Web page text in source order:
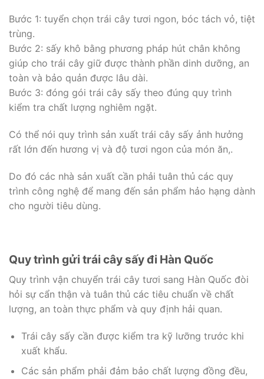
Bước 1: tuyển chọn trái cây tươi ngon, bóc tách vỏ, tiệt
trùng.
Bước 2: sấy khô bằng phương pháp hút chân không
giúp cho trái cây giữ được thành phần dinh dưỡng, an
toàn và bảo quản được lâu dài.
Bước 3: đóng gói trái cây sấy theo đúng quy trình
kiểm tra chất lượng nghiêm ngặt.
Có thể nói quy trình sản xuất trái cây sấy ảnh hưởng
rất lớn đến hương vị và độ tươi ngon của món ăn,.
Do đó các nhà sản xuất cần phải tuân thủ các quy
trình công nghệ để mang đến sản phẩm hảo hạng dành
cho người tiêu dùng.
Quy trình gửi trái cây sấy đi Hàn Quốc
Quy trình vận chuyển trái cây tươi sang Hàn Quốc đòi
hỏi sự cẩn thận và tuân thủ các tiêu chuẩn về chất
lượng, an toàn thực phẩm và quy định hải quan.
Trái cây sấy cần được kiểm tra kỹ lưỡng trước khi
xuất khẩu.
Các sản phẩm phải đảm bảo chất lượng đồng đều,